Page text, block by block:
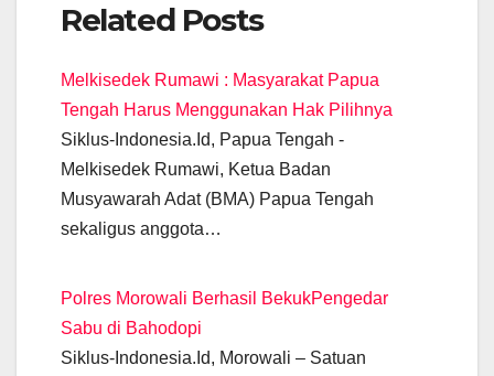
c
e
b
o
o
k
at
s
A
p
p
e
gr
a
m
ail
er e
n
g
er
e
dI
Related Posts
Melkisedek Rumawi : Masyarakat Papua
Tengah Harus Menggunakan Hak Pilihnya
Siklus-Indonesia.Id, Papua Tengah -
Melkisedek Rumawi, Ketua Badan
Musyawarah Adat (BMA) Papua Tengah
sekaligus anggota…
Polres Morowali Berhasil BekukPengedar
Sabu di Bahodopi
Siklus-Indonesia.Id, Morowali – Satuan